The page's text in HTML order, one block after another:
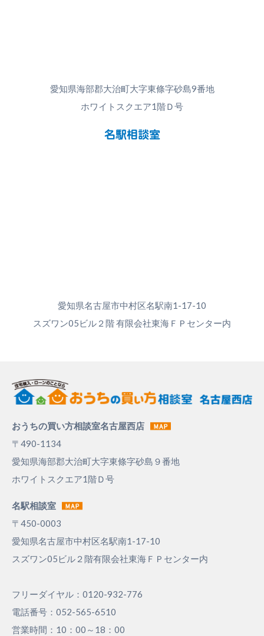
愛知県海部郡大治町大字東條字砂島9番地
ホワイトスクエア1階Ｄ号
名駅相談室
愛知県名古屋市中村区名駅南1-17-10
スズワン05ビル２階 有限会社東海ＦＰセンター内
おうちの買い方相談室名古屋西店
〒490-1134
愛知県海部郡大治町大字東條字砂島９番地
ホワイトスクエア1階Ｄ号
名駅相談室
〒450-0003
愛知県名古屋市中村区名駅南1-17-10
スズワン05ビル２階有限会社東海ＦＰセンター内
フリーダイヤル：0120-932-776
電話番号：052-565-6510
営業時間：10：00～18：00